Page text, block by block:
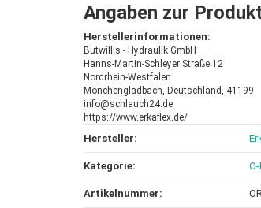
Angaben zur
Herstellerinformationen:
Butwillis - Hydraulik GmbH
Hanns-Martin-Schleyer Straße 12
Nordrhein-Westfalen
Mönchengladbach, Deutschland, 41199
info@schlauch24.de
https://www.erkaflex.de/
Hersteller:
Kategorie:
Artikelnummer: